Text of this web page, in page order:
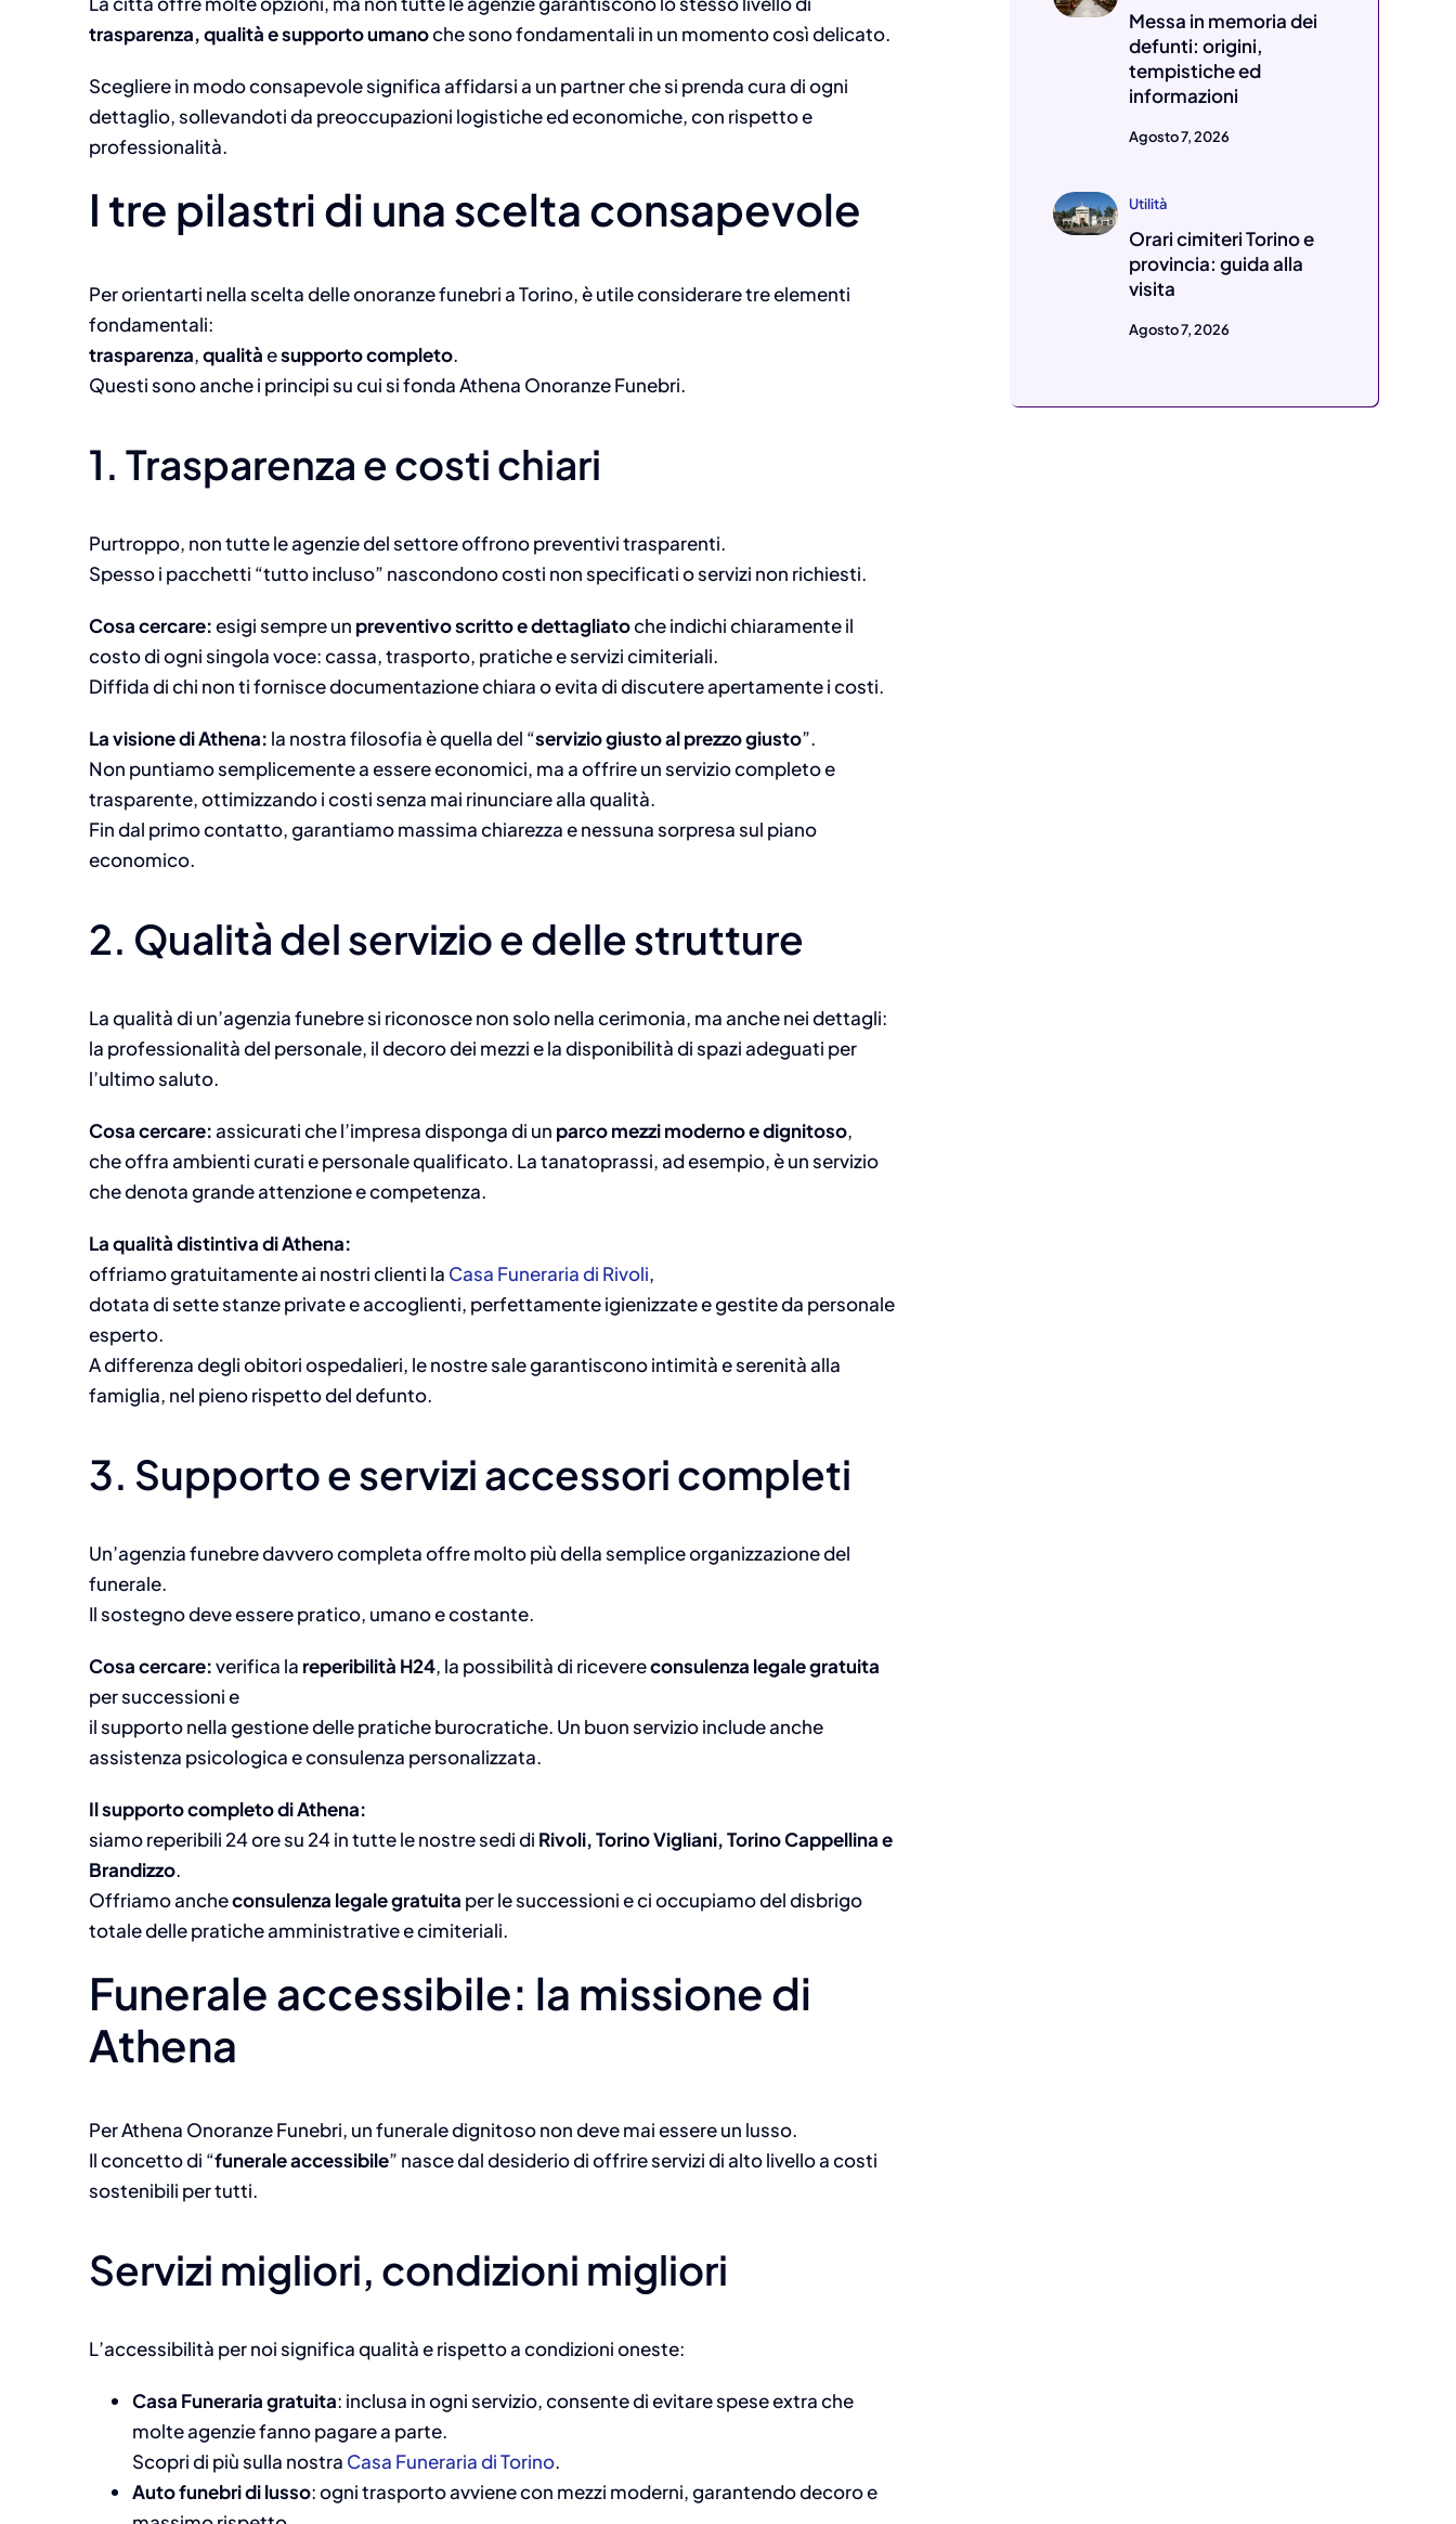
trasparenza, qualità e supporto umanoche sono fondamentali in un momento così delicato.
Scegliere in modo consapevole significa affidarsi a un partner che si prenda cura di ogni
dettaglio, sollevandoti da preoccupazioni logistiche ed economiche, con rispetto e
professionalità.
I tre pilastri di una scelta consapevole
Per orientarti nella scelta delle onoranze funebri a Torino, è utile considerare tre elementi
fondamentali:
trasparenza,qualitàesupporto completo.
Questi sono anche i principi su cui si fonda Athena Onoranze Funebri.
1. Trasparenza e costi chiari
Purtroppo, non tutte le agenzie del settore offrono preventivi trasparenti.
Spesso i pacchetti “tutto incluso” nascondono costi non specificati o servizi non richiesti.
Cosa cercare:esigi sempre un preventivo scritto e dettagliatoche indichi chiaramente il
costo di ogni singola voce: cassa, trasporto, pratiche e servizi cimiteriali.
Diffida di chi non ti fornisce documentazione chiara o evita di discutere apertamente i costi.
La visione di Athena: la nostra filosofia è quella del “servizio giusto al prezzo giusto”.
Non puntiamo semplicemente a essere economici, ma a offrire un servizio completo e
trasparente, ottimizzando i costi senza mai rinunciare alla qualità.
Fin dal primo contatto, garantiamo massima chiarezza e nessuna sorpresa sul piano
economico.
2. Qualità del servizio e delle strutture
La qualità di un’agenzia funebre si riconosce non solo nella cerimonia, ma anche nei dettagli:
la professionalità del personale, il decoro dei mezzi e la disponibilità di spazi adeguati per
l’ultimo saluto.
Cosa cercare:assicurati che l’impresa disponga di un parco mezzi moderno e dignitoso,
che offra ambienti curati e personale qualificato. La tanatoprassi, ad esempio, è un servizio
che denota grande attenzione e competenza.
La qualità distintiva di Athena:
offriamo gratuitamente ai nostri clienti la Casa Funeraria di Rivoli,
dotata di sette stanze private e accoglienti, perfettamente igienizzate e gestite da personale
esperto.
A differenza degli obitori ospedalieri, le nostre sale garantiscono intimità e serenità alla
famiglia, nel pieno rispetto del defunto.
3. Supporto e servizi accessori completi
Un’agenzia funebre davvero completa offre molto più della semplice organizzazione del
funerale.
Il sostegno deve essere pratico, umano e costante.
Cosa cercare:verifica la reperibilità H24, la possibilità di ricevereconsulenza legale gratuita
per successioni e
il supporto nella gestione delle pratiche burocratiche. Un buon servizio include anche
assistenza psicologica e consulenza personalizzata.
Il supporto completo di Athena:
siamo reperibili 24 ore su 24 in tutte le nostre sedi di Rivoli, Torino Vigliani, Torino Cappellina e
Brandizzo.
Offriamo ancheconsulenza legale gratuita per le successioni e ci occupiamo del disbrigo
totale delle pratiche amministrative e cimiteriali.
Funerale accessibile: la missione di
Athena
Per Athena Onoranze Funebri, un funerale dignitoso non deve mai essere un lusso.
Il concetto di “funerale accessibile” nasce dal desiderio di offrire servizi di alto livello a costi
sostenibili per tutti.
Servizi migliori, condizioni migliori
L’accessibilità per noi significa qualità e rispetto a condizioni oneste:
Casa Funeraria gratuita: inclusa in ogni servizio, consente di evitare spese extra che
molte agenzie fanno pagare a parte.
Scopri di più sulla nostra Casa Funeraria di Torino.
Auto funebri di lusso: ogni trasporto avviene con mezzi moderni, garantendo decoro e
Messa in memoria dei
defunti: origini,
tempistiche ed
informazioni
Agosto 7, 2026
Utilità
Orari cimiteri Torino e
provincia: guida alla
visita
Agosto 7, 2026